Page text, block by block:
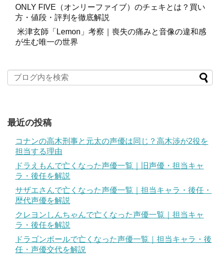
ONLY FIVE（オンリーファイブ）のチェキとは？買い
方・値段・評判を徹底解説
米津玄師「Lemon」考察｜喪失の痛みと音像の違和感
が生む唯一の世界
最近の投稿
コナンの高木刑事と元太の声優は同じ？高木渉が2役を
担当する理由
ドラえもんで亡くなった声優一覧｜旧声優・担当キャ
ラ・後任を解説
サザエさんで亡くなった声優一覧｜担当キャラ・後任・
歴代声優を解説
クレヨンしんちゃんで亡くなった声優一覧｜担当キャ
ラ・後任を解説
ドラゴンボールで亡くなった声優一覧｜担当キャラ・後
任・声優交代を解説